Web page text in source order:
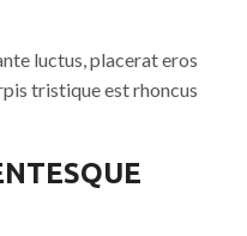
luctus, placerat eros
tristique est rhoncus